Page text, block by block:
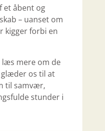
et åbent og
– uanset om
kigger forbi en
læs mere om de
os til at
til samvær,
stunder i